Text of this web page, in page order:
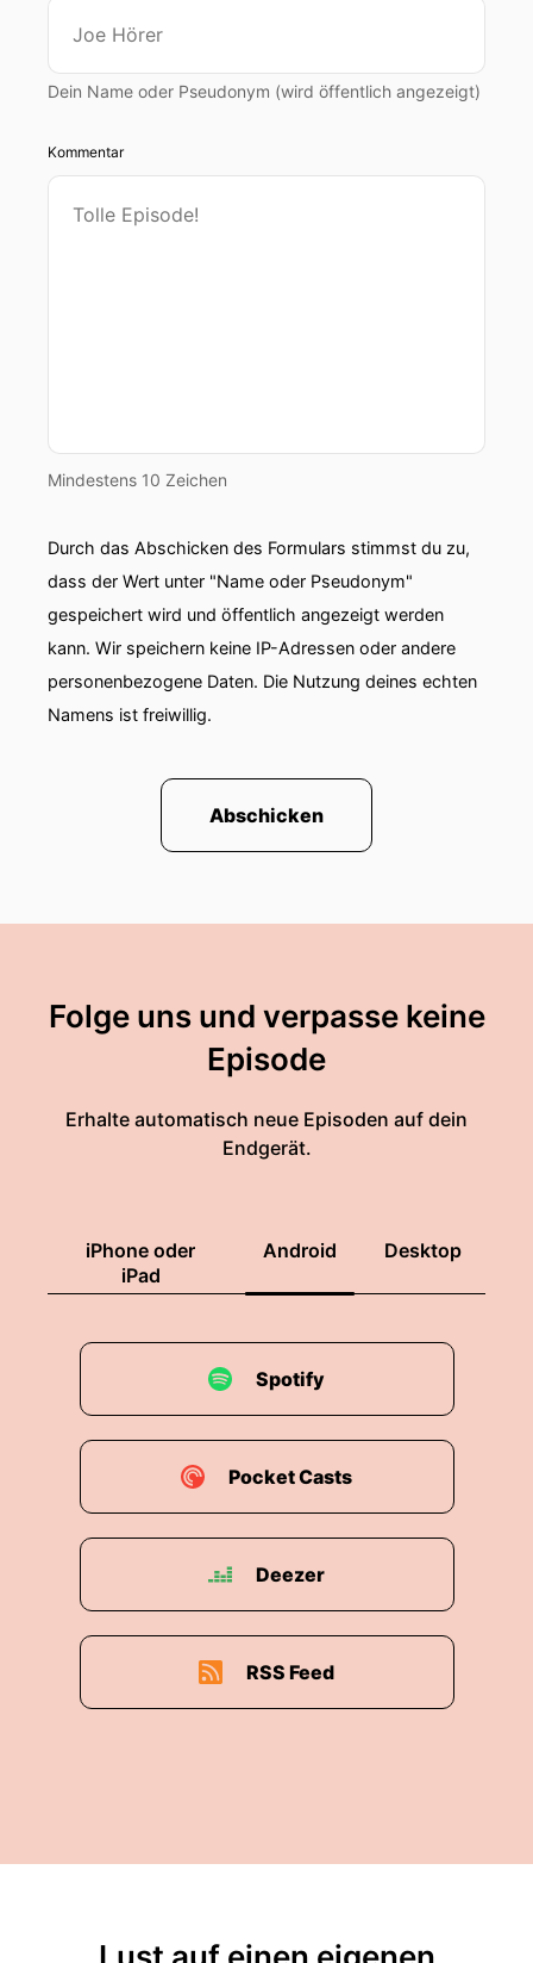
Dein Name oder Pseudonym (wird öffentlich angezeigt)
Kommentar
Mindestens 10 Zeichen
Durch das Abschicken des Formulars stimmst du zu,
dass der Wert unter "Name oder Pseudonym"
gespeichert wird und öffentlich angezeigt werden
kann. Wir speichern keine IP-Adressen oder andere
personenbezogene Daten. Die Nutzung deines echten
Namens ist freiwillig.
Abschicken
Folge uns und verpasse keine
Episode
Erhalte automatisch neue Episoden auf dein
Endgerät.
iPhone oder
iPad
Android Desktop
Spotify
Pocket Casts
Deezer
RSS Feed